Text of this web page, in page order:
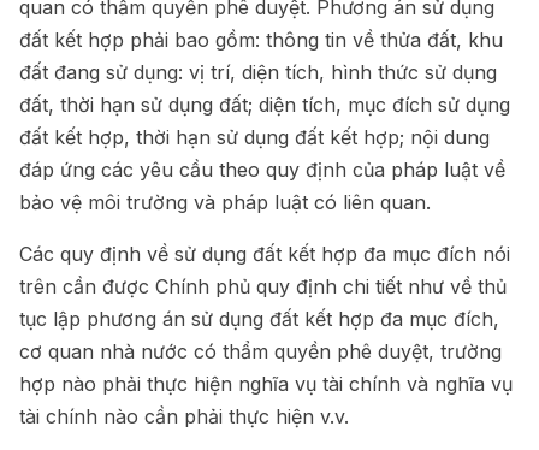
quan có thẩm quyền phê duyệt. Phương án sử dụng
đất kết hợp phải bao gồm: thông tin về thửa đất, khu
đất đang sử dụng: vị trí, diện tích, hình thức sử dụng
đất, thời hạn sử dụng đất; diện tích, mục đích sử dụng
đất kết hợp, thời hạn sử dụng đất kết hợp; nội dung
đáp ứng các yêu cầu theo quy định của pháp luật về
bảo vệ môi trường và pháp luật có liên quan.
Các quy định về sử dụng đất kết hợp đa mục đích nói
trên cần được Chính phủ quy định chi tiết như về thủ
tục lập phương án sử dụng đất kết hợp đa mục đích,
cơ quan nhà nước có thẩm quyền phê duyệt, trường
hợp nào phải thực hiện nghĩa vụ tài chính và nghĩa vụ
tài chính nào cần phải thực hiện v.v.